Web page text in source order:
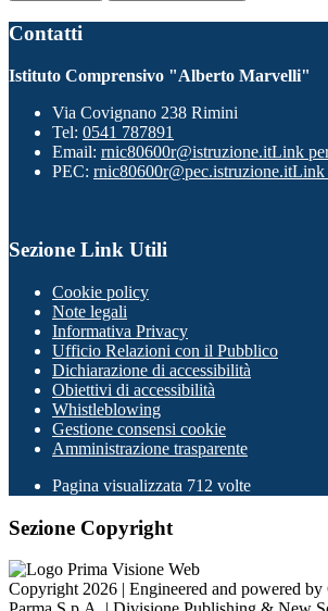
Contatti
Istituto Comprensivo "Alberto Marvelli"
Via Covignano 238 Rimini
Tel: 0541 787891
Email: rnic80600r@istruzione.itLink
PEC: rnic80600r@pec.istruzione.itLink
Sezione Link Utili
Cookie policy
Note legali
Informativa Privacy
Ufficio Relazioni con il Pubblico
Dichiarazione di accessibilità
Obiettivi di accessibilità
Whistleblowing
Gestione consensi cookie
Amministrazione trasparente
Pagina visualizzata 712 volte
Sezione Copyright
Copyright 2026 | Engineered and powered